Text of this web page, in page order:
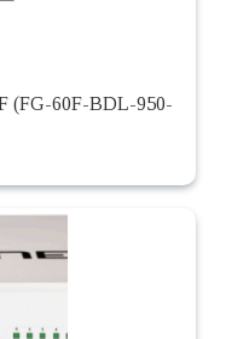
(FG-60F-BDL-950-